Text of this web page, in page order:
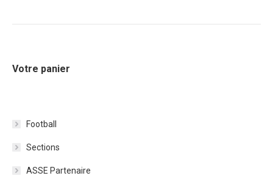
Votre panier
Football
Sections
ASSE Partenaire